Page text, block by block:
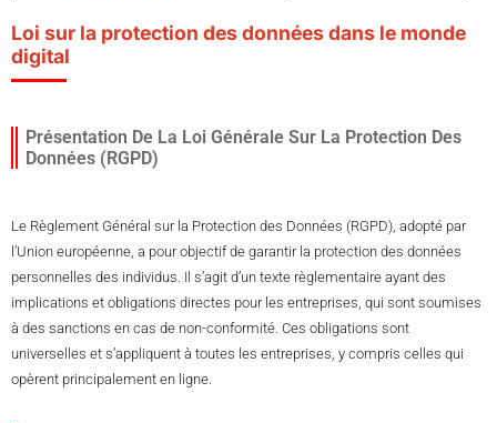
Loi sur la protection des données dans le monde
digital
Présentation De La Loi Générale Sur La Protection Des
Données (RGPD)
Le Règlement Général sur la Protection des Données (RGPD), adopté par
l’Union européenne, a pour objectif de garantir la protection des données
personnelles des individus. Il s’agit d’un texte règlementaire ayant des
implications et obligations directes pour les entreprises, qui sont soumises
à des sanctions en cas de non-conformité. Ces obligations sont
universelles et s’appliquent à toutes les entreprises, y compris celles qui
opèrent principalement en ligne.